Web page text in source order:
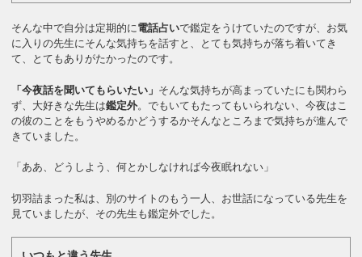
そんな中で自分は定期的に電話占いで鑑定をうけていたのですが、お気
に入りの先生にそんな気持ちを話すと、とても気持ちが落ち着いてき
て、とてもありがたかったのです。
「今夜話を聞いてもらいたい」 そんな気持ちが高まっていたにも関わら
ず、大好きな先生は鑑定外。でもいてもたってもいられない、今夜はこ
の彼のことをもうやめるかどうするかそんなところまで気持ちが進んで
きていました。
「ああ、どうしよう、何とかしなければ今夜眠れない」
切羽詰まった私は、別のサイトのもう一人、お世話になっている先生を
見ていましたが、その先生も鑑定外でした。